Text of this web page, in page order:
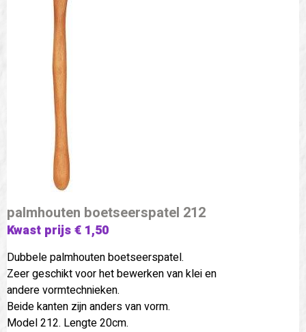
palmhouten boetseerspatel 212
Kwast prijs € 1,50
Dubbele palmhouten boetseerspatel.
Zeer geschikt voor het bewerken van klei en
andere vormtechnieken.
Beide kanten zijn anders van vorm.
Model 212. Lengte 20cm.